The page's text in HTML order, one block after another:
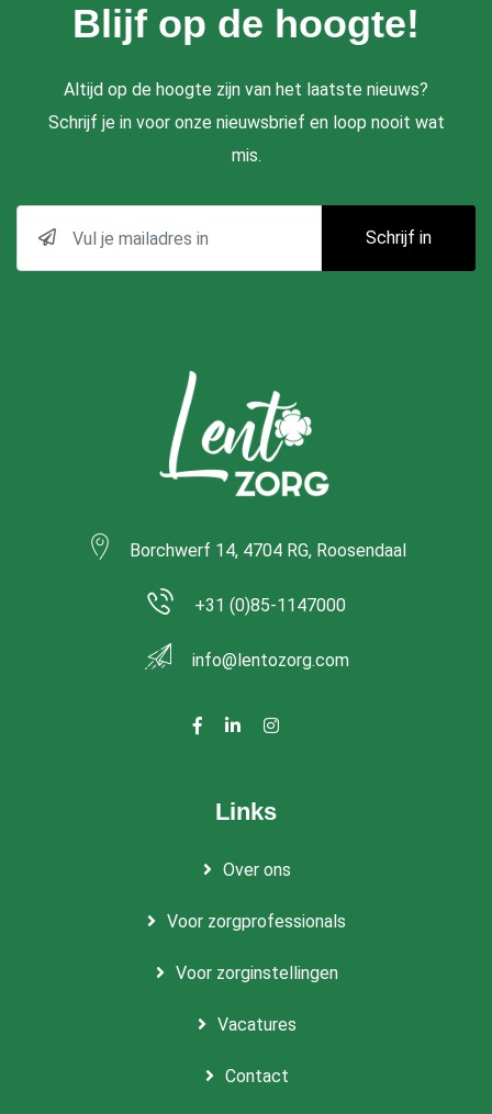
Blijf op de hoogte!
Altijd op de hoogte zijn van het laatste nieuws?
Schrijf je in voor onze nieuwsbrief en loop nooit wat
mis.
Schrijf in
Borchwerf 14, 4704 RG, Roosendaal
+31 (0)85-1147000
info@lentozorg.com
Links
Over ons
Voor zorgprofessionals
Voor zorginstellingen
Vacatures
Contact